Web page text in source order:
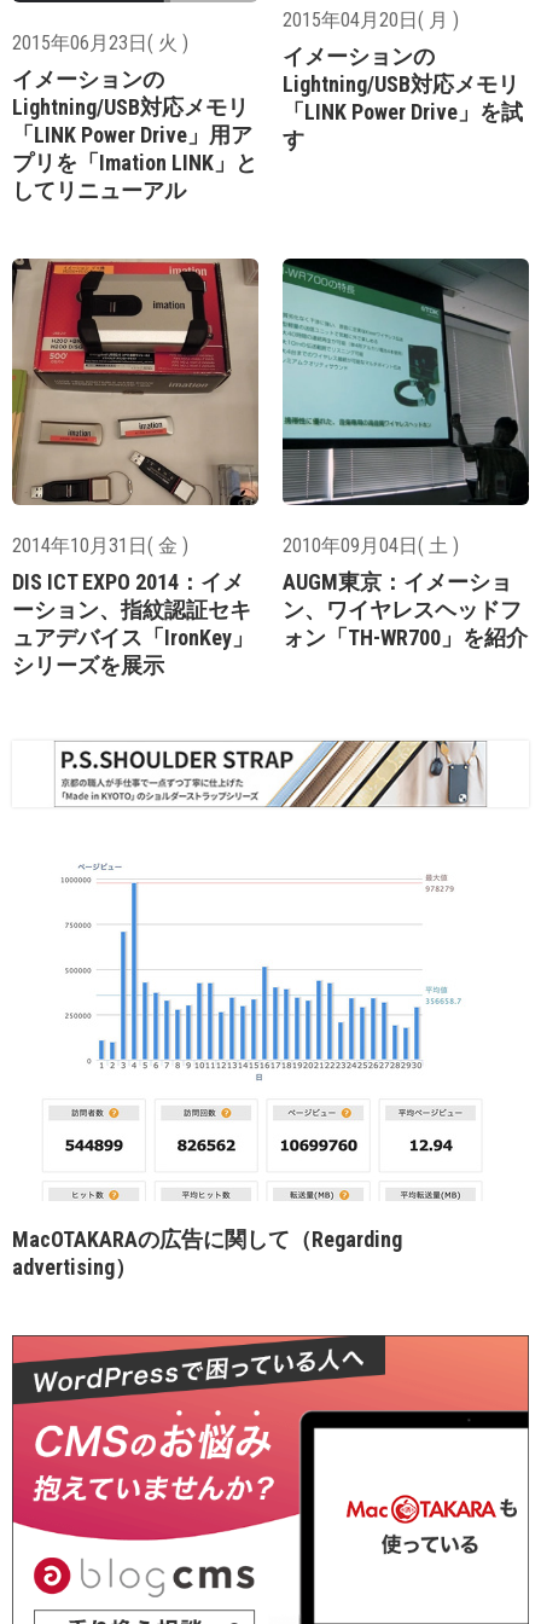
2015年06月23日( 火 )
イメーションの
Lightning/USB対応メモリ
「LINK Power Drive」用ア
プリを「Imation LINK」と
してリニューアル
2015年04月20日( 月 )
イメーションの
Lightning/USB対応メモリ
「LINK Power Drive」を試
す
2014年10月31日( 金 )
DIS ICT EXPO 2014：イメ
ーション、指紋認証セキ
ュアデバイス「IronKey」
シリーズを展示
2010年09月04日( 土 )
AUGM東京：イメーショ
ン、ワイヤレスヘッドフ
ォン「TH-WR700」を紹介
MacOTAKARAの広告に関して（Regarding
advertising）